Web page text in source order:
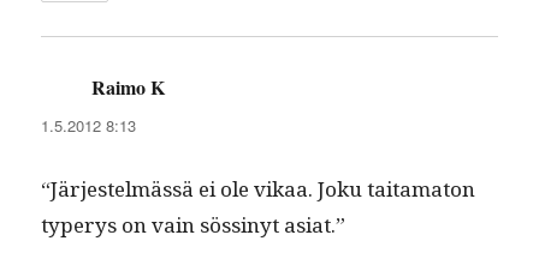
Raimo K
1.5.2012 8:13
“Jär­jestelmässä ei ole vikaa. Joku taita­m­a­ton
type­r­ys on vain sössinyt asiat.”